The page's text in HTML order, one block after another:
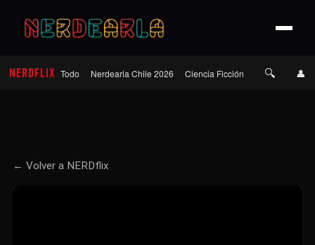
NERDFLIX Todo Nerdearla Chile 2026 Ciencia Ficción Terror
🔍 👤
← Volver a NERDflix